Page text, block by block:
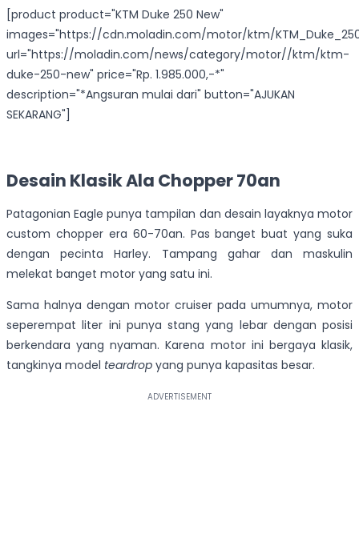
[product product="KTM Duke 250 New"
images="https://cdn.moladin.com/motor/ktm/
url="https://moladin.com/news/category/motor//ktm/ktm-
duke-250-new" price="Rp. 1.985.000,-*"
description="*Angsuran mulai dari" button="AJUKAN
SEKARANG"]
Desain Klasik Ala Chopper 70an
Patagonian Eagle punya tampilan dan desain layaknya motor
custom chopper era 60-70an. Pas banget buat yang suka
dengan pecinta Harley. Tampang gahar dan maskulin
melekat banget motor yang satu ini.
Sama halnya dengan motor cruiser pada umumnya, motor
seperempat liter ini punya stang yang lebar dengan posisi
berkendara yang nyaman. Karena motor ini bergaya klasik,
tangkinya model teardrop yang punya kapasitas besar.